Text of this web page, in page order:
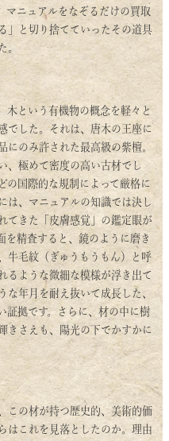
マニュアルをなぞるだけの買取
」と切り捨てていったその道具
。
木という有機物の概念を軽々と
でした。それは、唐木の王座に
にのみ許された最高級の紫檀。
、極めて密度の高い古材でし
の国際的な規制によって厳格に
は、マニュアルの知識では決し
てきた「皮膚感覚」の鑑定眼が
を精査すると、鏡のように磨き
牛毛紋（ぎゅうもうもん）と呼
るような微細な模様が浮き出て
な年月を耐え抜いて成長した、
証拠です。さらに、材の中に樹
きさえも、陽光の下でかすかに
この材が持つ歴史的、美術的価
はこれを見落としたのか。理由